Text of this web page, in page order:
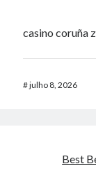
casino coruña
#julho 8, 2026
Best